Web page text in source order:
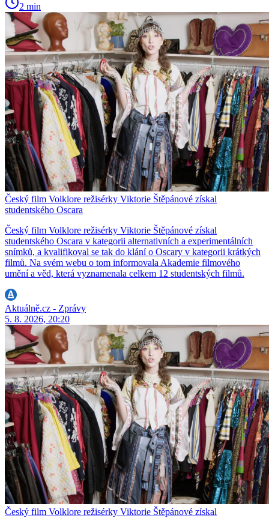
2 min
Český film Volklore režisérky Viktorie Štěpánové získal
studentského Oscara
Český film Volklore režisérky Viktorie Štěpánové získal
studentského Oscara v kategorii alternativních a experimentálních
snímků, a kvalifikoval se tak do klání o Oscary v kategorii krátkých
filmů. Na svém webu o tom informovala Akademie filmového
umění a věd, která vyznamenala celkem 12 studentských filmů.
Aktuálně.cz - Zprávy
5. 8. 2026, 20:20
Český film Volklore režisérky Viktorie Štěpánové získal